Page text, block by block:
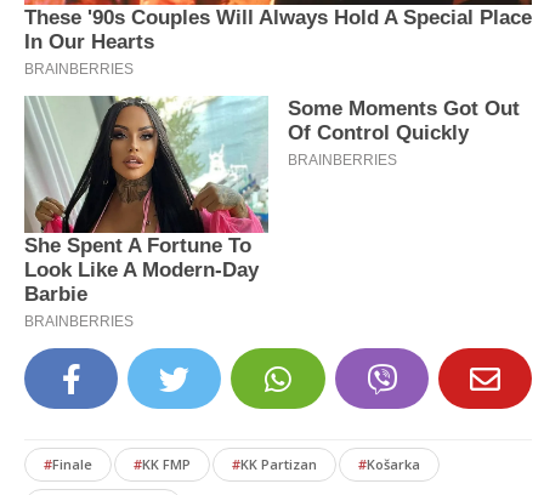
#Finale #KK FMP #KK Partizan #Košarka